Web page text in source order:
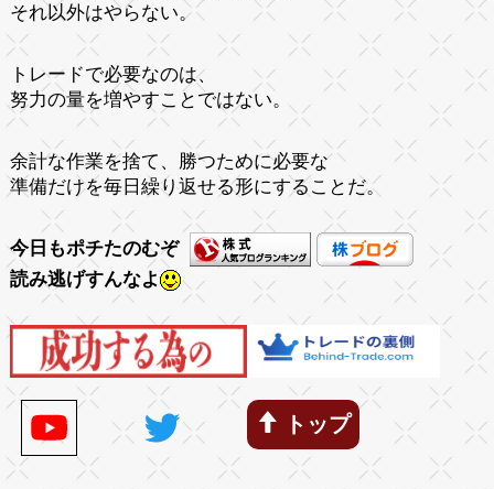
それ以外はやらない。
トレードで必要なのは、
努力の量を増やすことではない。
余計な作業を捨て、勝つために必要な
準備だけを毎日繰り返せる形にすることだ。
今日もポチたのむぞ
読み逃げすんなよ
トップ